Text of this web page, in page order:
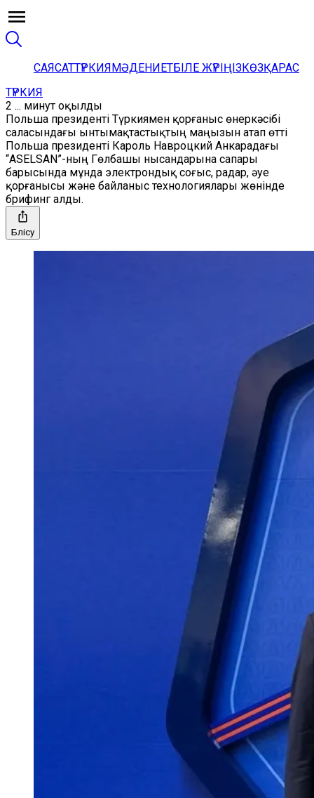
САЯСАТТҮРКИЯМӘДЕНИЕТБІЛЕ ЖҮРІҢІЗКӨЗҚАРАС
ТҮРКИЯ
2 ... минут оқылды
Польша президенті Түркиямен қорғаныс өнеркәсібі
саласындағы ынтымақтастықтың маңызын атап өтті
Польша президенті Кароль Навроцкий Анкарадағы
“ASELSAN”-ның Гөлбашы нысандарына сапары
барысында мұнда электрондық соғыс, радар, әуе
қорғанысы және байланыс технологиялары жөнінде
брифинг алды.
Бөлісу